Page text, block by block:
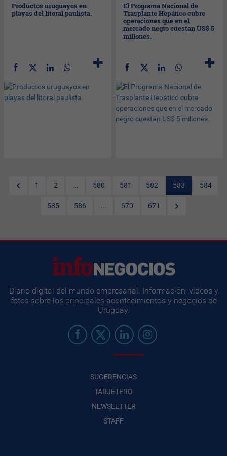
Productos uruguayos en
playas del litoral paulista.
El Programa Nacional de
Trasplante Hepático cubre
operaciones que en el
mercado negro cuestan US$ 5
millones.
1 2 ... 580 581 582 583 584
585 586 ... 670 671
Diario digital del mundo empresarial. Información, videos y
fotos sobre los principales acontecimientos y negocios de
Uruguay.
SUGERENCIAS
TARJETERO
NEWSLETTER
STAFF